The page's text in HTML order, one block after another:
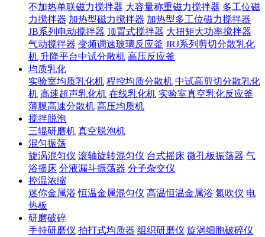
不加热单联磁力搅拌器 大容量称重磁力搅拌器 多工位磁
力搅拌器 加热型磁力搅拌器 加热型多工位磁力搅拌器
JB系列电动搅拌器 顶置式搅拌器 大扭矩大功率搅拌器
气动搅拌器 变频调速玻璃反应釜 JRJ系列剪切分散乳化
机 升降平台中试分散机 高压反应釜
均质乳化
实验室均质乳化机 程控均质分散机 中试高剪切分散乳化
机 高速超声乳化机 在线乳化机 实验室真空乳化反应釜
薄膜高速分散机 高压均质机
搅拌脱泡
三辊研磨机 真空脱泡机
混匀振荡
旋涡混匀仪 滚轴旋转混匀仪 台式摇床 微孔板振荡器 气
浴摇床 分液漏斗振荡器 分子杂交仪
控温浓缩
迷你金属浴 恒温金属混匀仪 高温恒温金属浴 氮吹仪 电
热板
研磨破碎
手持研磨仪 拍打式均质器 组织研磨仪 旋涡细胞破碎仪